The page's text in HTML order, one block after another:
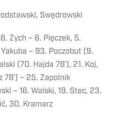
Swędrowski
Zych – 6. Pięczek, 5.
– 93. Poczobut (9.
(70. Hajda 78′), 21. Koj,
78′) – 25. Zapolnik
– 16. Walski, 19. Stec, 23.
30. Kramarz